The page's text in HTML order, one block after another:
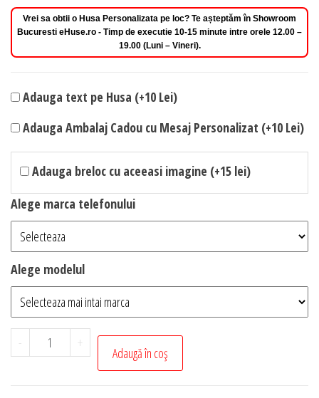
Vrei sa obtii o Husa Personalizata pe loc? Te așteptăm în Showroom
Bucuresti eHuse.ro - Timp de executie 10-15 minute intre orele 12.00 –
19.00 (Luni – Vineri).
Adauga text pe Husa (+10 Lei)
Adauga Ambalaj Cadou cu Mesaj Personalizat (+10 Lei)
Adauga breloc cu aceeasi imagine (+15 lei)
Alege marca telefonului
Alege modelul
-
Cantitate
Husa
+
Adaugă în coș